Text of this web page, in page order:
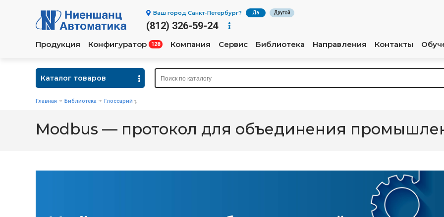
Ваш город Санкт-Петербург? Да Другой
(812) 326-59-24
Продукция Конфигуратор 128 Компания Сервис Библиотека Направления Контакты
Каталог товаров
Главная Библиотека Глоссарий
Modbus — протокол для объединения